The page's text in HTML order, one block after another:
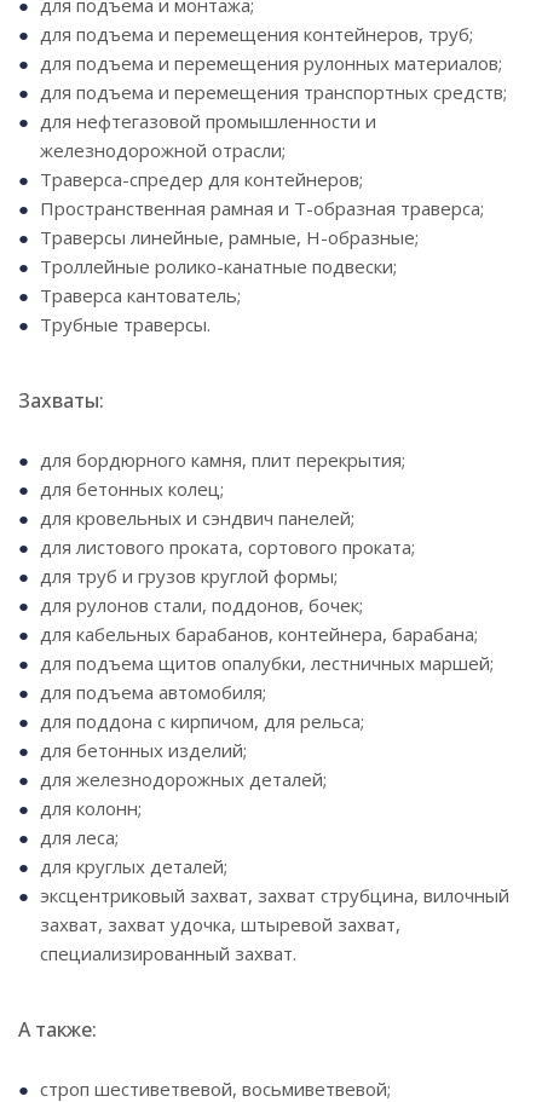
для подъема и монтажа;
для подъема и перемещения контейнеров, труб;
для подъема и перемещения рулонных материалов;
для подъема и перемещения транспортных средств;
для нефтегазовой промышленности и
железнодорожной отрасли;
Траверса-спредер для контейнеров;
Пространственная рамная и Т-образная траверса;
Траверсы линейные, рамные, Н-образные;
Троллейные ролико-канатные подвески;
Траверса кантователь;
Трубные траверсы.
Захваты:
для бордюрного камня, плит перекрытия;
для бетонных колец;
для кровельных и сэндвич панелей;
для листового проката, сортового проката;
для труб и грузов круглой формы;
для рулонов стали, поддонов, бочек;
для кабельных барабанов, контейнера, барабана;
для подъема щитов опалубки, лестничных маршей;
для подъема автомобиля;
для поддона с кирпичом, для рельса;
для бетонных изделий;
для железнодорожных деталей;
для колонн;
для леса;
для круглых деталей;
эксцентриковый захват, захват струбцина, вилочный
захват, захват удочка, штыревой захват,
специализированный захват.
А также:
строп шестиветвевой, восьмиветвевой;